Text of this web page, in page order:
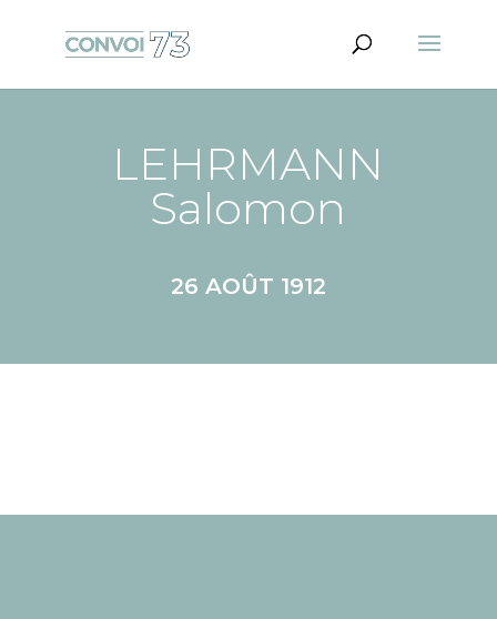
LEHRMANN
Salomon
26 AOÛT 1912